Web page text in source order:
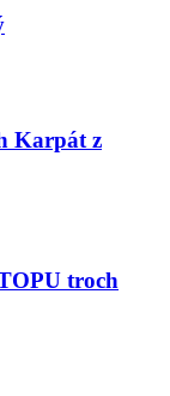
Karpát z
troch